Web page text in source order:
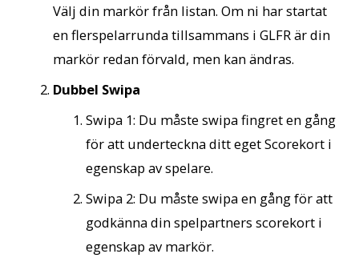
Välj din markör från listan. Om ni har startat
en flerspelarrunda tillsammans i GLFR är din
markör redan förvald, men kan ändras.
Dubbel Swipa
Swipa 1: Du måste swipa fingret en gång
för att underteckna ditt eget Scorekort i
egenskap av spelare.
Swipa 2: Du måste swipa en gång för att
godkänna din spelpartners scorekort i
egenskap av markör.